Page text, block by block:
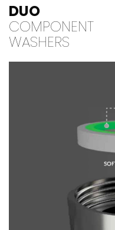
DUO
COMPONENT
WASHERS